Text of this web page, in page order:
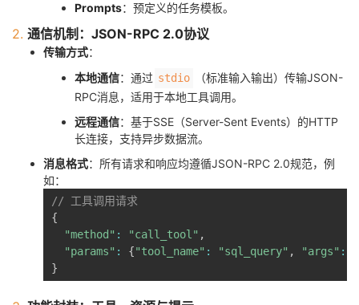
播
活
的
我
我
Programs
的
我
Prompts：预定义的任务模板。
2. 通信机制：JSON-RPC 2.0协议
传输方式：
本地通信：通过 stdio
（标准输入输出）传输JSON-
RPC消息，适用于本地工具调用。
远程通信：基于SSE（Server-Sent Events）的HTTP
长连接，支持异步数据流。
消息格式：所有请求和响应均遵循JSON-RPC 2.0规范，例
如：
// 工具调用请求
{
"method" : "call_tool" ,
"params" : {"tool_name" : "sql_query" , "args" :
}